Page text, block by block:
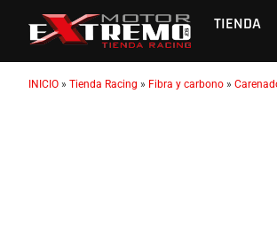
TIENDA
INICIO » Tienda Racing » Fibra y carbono »